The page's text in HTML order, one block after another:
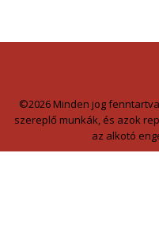
©2026 Minden jog
szereplő munkák, és azok
az alkotó